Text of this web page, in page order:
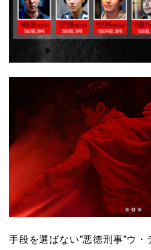
手段を選ばない”悪徳刑事”ウ・